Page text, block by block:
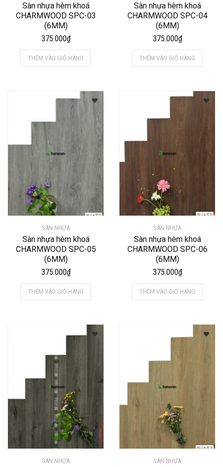
Sàn nhựa hèm khoá
CHARMWOOD SPC-03
(6MM)
375.000₫
THÊM VÀO GIỎ HÀNG
Sàn nhựa hèm khoá
CHARMWOOD SPC-04
(6MM)
375.000₫
THÊM VÀO GIỎ HÀNG
SÀN NHỰA
Sàn nhựa hèm khoá
CHARMWOOD SPC-05
(6MM)
375.000₫
THÊM VÀO GIỎ HÀNG
SÀN NHỰA
Sàn nhựa hèm khoá
CHARMWOOD SPC-06
(6MM)
375.000₫
THÊM VÀO GIỎ HÀNG
SÀN NHỰA SÀN NHỰA